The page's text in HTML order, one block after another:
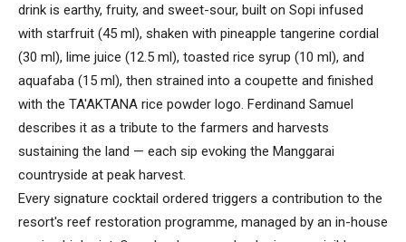
drink is earthy, fruity, and sweet-sour, built on Sopi infused
with starfruit (45 ml), shaken with pineapple tangerine cordial
(30 ml), lime juice (12.5 ml), toasted rice syrup (10 ml), and
aquafaba (15 ml), then strained into a coupette and finished
with the TA'AKTANA rice powder logo. Ferdinand Samuel
describes it as a tribute to the farmers and harvests
sustaining the land — each sip evoking the Manggarai
countryside at peak harvest.
Every signature cocktail ordered triggers a contribution to the
resort's reef restoration programme, managed by an in-house